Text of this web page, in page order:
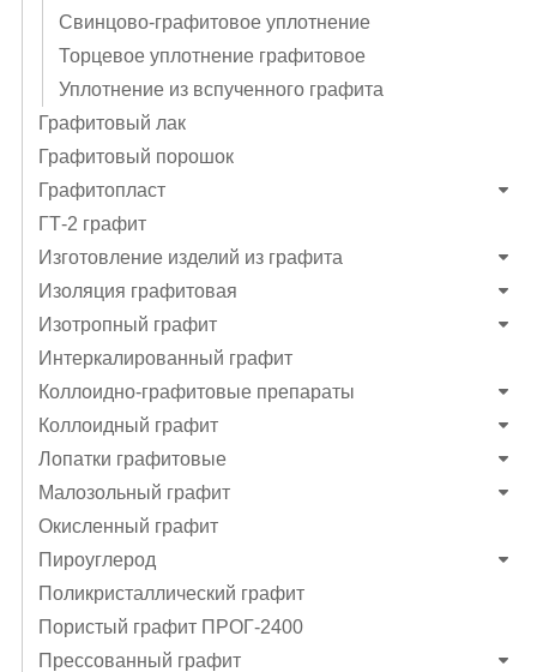
Свинцово-графитовое уплотнение
Торцевое уплотнение графитовое
Уплотнение из вспученного графита
Графитовый лак
Графитовый порошок
Графитопласт
ГТ-2 графит
Изготовление изделий из графита
Изоляция графитовая
Изотропный графит
Интеркалированный графит
Коллоидно-графитовые препараты
Коллоидный графит
Лопатки графитовые
Малозольный графит
Окисленный графит
Пироуглерод
Поликристаллический графит
Пористый графит ПРОГ-2400
Прессованный графит